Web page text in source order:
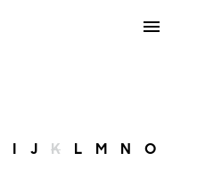
I J K L M N O